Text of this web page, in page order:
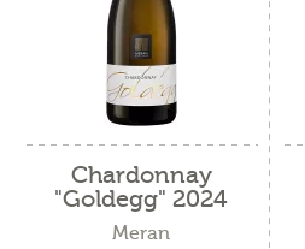
Chardonnay
"Goldegg" 2024
Meran